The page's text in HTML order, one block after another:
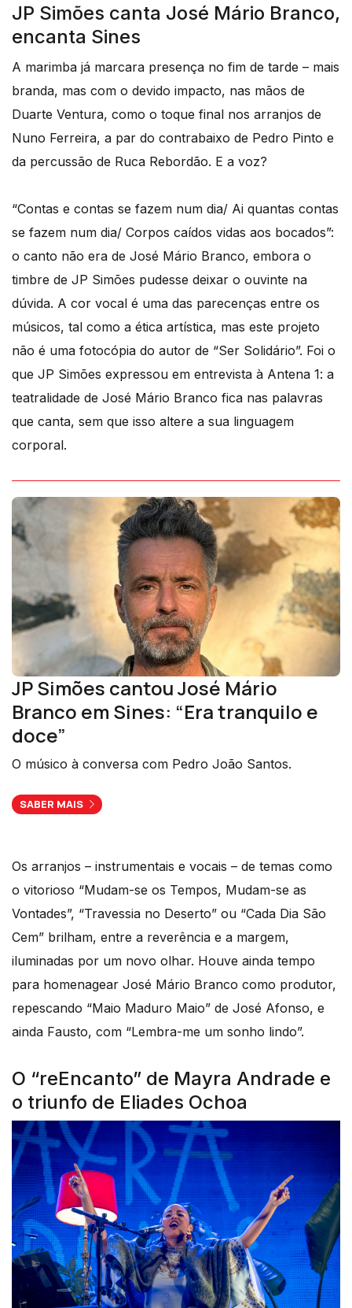
JP Simões canta José Mário Branco,
encanta Sines
A marimba já marcara presença no fim de tarde – mais
branda, mas com o devido impacto, nas mãos de
Duarte Ventura, como o toque final nos arranjos de
Nuno Ferreira, a par do contrabaixo de Pedro Pinto e
da percussão de Ruca Rebordão. E a voz?
“Contas e contas se fazem num dia/ Ai quantas contas
se fazem num dia/ Corpos caídos vidas aos bocados”:
o canto não era de José Mário Branco, embora o
timbre de JP Simões pudesse deixar o ouvinte na
dúvida. A cor vocal é uma das parecenças entre os
músicos, tal como a ética artística, mas este projeto
não é uma fotocópia do autor de “Ser Solidário”. Foi o
que JP Simões expressou em entrevista à Antena 1: a
teatralidade de José Mário Branco fica nas palavras
que canta, sem que isso altere a sua linguagem
corporal.
JP Simões cantou José Mário
Branco em Sines: “Era tranquilo e
doce”
O músico à conversa com Pedro João Santos.
SABER MAIS
Os arranjos – instrumentais e vocais – de temas como
o vitorioso “Mudam-se os Tempos, Mudam-se as
Vontades”, “Travessia no Deserto” ou “Cada Dia São
Cem” brilham, entre a reverência e a margem,
iluminadas por um novo olhar. Houve ainda tempo
para homenagear José Mário Branco como produtor,
repescando “Maio Maduro Maio” de José Afonso, e
ainda Fausto, com “Lembra-me um sonho lindo”.
O “reEncanto” de Mayra Andrade e
o triunfo de Eliades Ochoa